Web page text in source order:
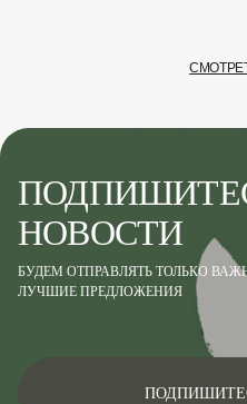
НОВОСТИ
БУДЕМ ОТПРАВЛЯТЬ ТОЛЬКО
ЛУЧШИЕ ПРЕДЛОЖЕНИЯ